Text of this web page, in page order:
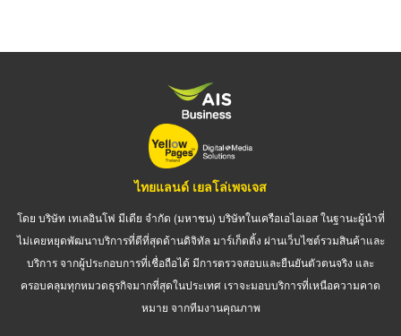
ไทยแลนด์ เยลโล่เพจเจส
โดย บริษัท เทเลอินโฟ มีเดีย จำกัด (มหาชน) บริษัทในเครือเอไอเอส ในฐานะผู้นำที่
ไม่เคยหยุดพัฒนาบริการที่ดีที่สุดด้านดิจิทัล มาร์เก็ตติ้ง ผ่านเว็บไซต์รวมสินค้าและ
บริการ จากผู้ประกอบการที่เชื่อถือได้ มีการตรวจสอบและยืนยันตัวตนจริง และ
ครอบคลุมทุกหมวดธุรกิจมากที่สุดในประเทศ เราจะมอบบริการที่เหนือความคาด
หมาย จากทีมงานคุณภาพ